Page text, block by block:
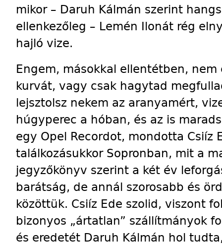
mikor – Daruh Kálmán szerint
ellenkezőleg – Lemén Ilonát rég
hajló vize.
Engem, másokkal ellentétben,
kurvát, vagy csak hagytad
lejsztolsz nekem az aranyamért,
húgyperec a hóban, és az is
egy Opel Recordot, mondotta Csiíz
találkozásukkor Sopronban, mit a
jegyzőkönyv szerint a két év
barátság, de annál szorosabb és
közöttük. Csiíz Ede szolid, viszont
bizonyos „ártatlan” szállítmányok
és eredetét Daruh Kálmán hol